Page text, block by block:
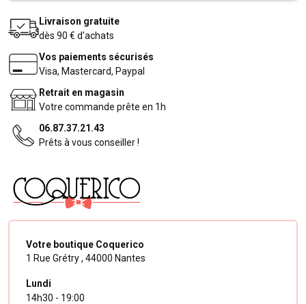
Livraison gratuite
dès 90 € d'achats
Vos paiements sécurisés
Visa, Mastercard, Paypal
Retrait en magasin
Votre commande prête en 1h
06.87.37.21.43
Prêts à vous conseiller !
Votre boutique Coquerico
1 Rue Grétry , 44000 Nantes
Lundi
14h30 - 19:00